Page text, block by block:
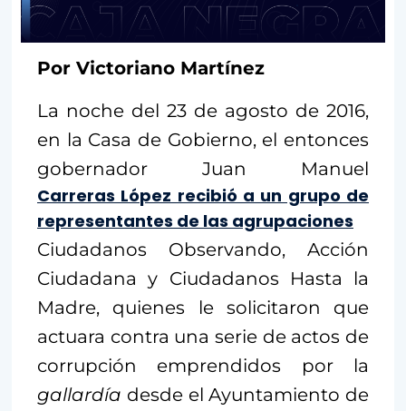
Por Victoriano Martínez
La noche del 23 de agosto de 2016,
en la Casa de Gobierno, el entonces
gobernador Juan Manuel
Carreras López recibió a un grupo de
representantes de las agrupaciones
Ciudadanos Observando, Acción
Ciudadana y Ciudadanos Hasta la
Madre, quienes le solicitaron que
actuara contra una serie de actos de
corrupción emprendidos por la
gallardía desde el Ayuntamiento de